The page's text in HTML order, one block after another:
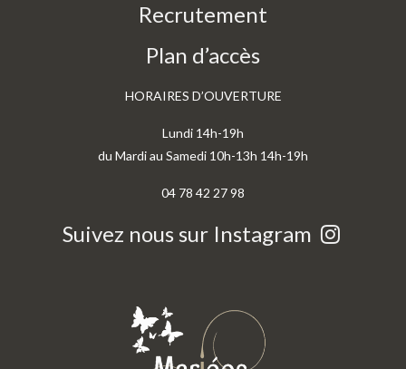
Recrutement
Plan d’accès
HORAIRES D’OUVERTURE
Lundi 14h-19h
du Mardi au Samedi 10h-13h 14h-19h
04 78 42 27 98
Suivez nous sur Instagram